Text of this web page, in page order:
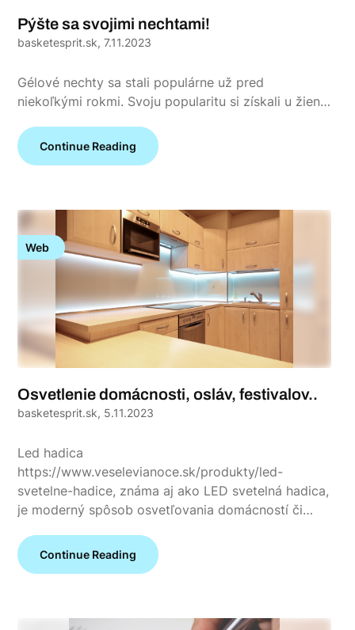
Pýšte sa svojimi nechtami!
basketesprit.sk, 7.11.2023
Gélové nechty sa stali populárne už pred
niekoľkými rokmi. Svoju popularitu si získali u žien…
Continue Reading
Web
Osvetlenie domácnosti, osláv, festivalov..
basketesprit.sk, 5.11.2023
Led hadica
https://www.veselevianoce.sk/produkty/led-
svetelne-hadice, známa aj ako LED svetelná hadica,
je moderný spôsob osvetľovania domácností či…
Continue Reading